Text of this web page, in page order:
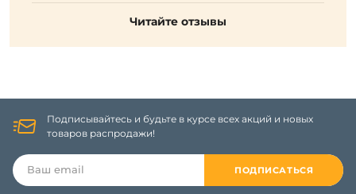
Читайте отзывы
Подписывайтесь и будьте в курсе всех акций и новых
товаров распродажи!
ПОДПИСАТЬСЯ